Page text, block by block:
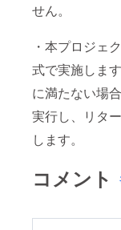
せん。
・本プロジェ
式で実施しま
に満たない場
実行し、リタ
します。
コメント